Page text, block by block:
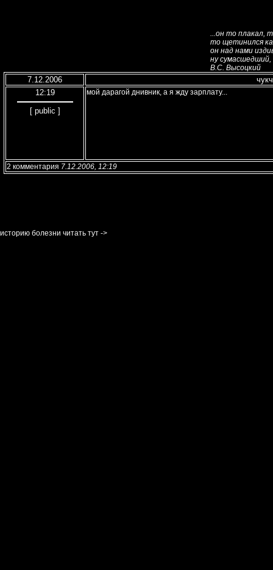
...он то плакал,
то щетинился
он над нами
ну сумасшедший,
В.С. Высоцкий
7.12.2006
12:19
[ public ]
мой дарагой днивник, а я жду зарплату...
2 комментария 7.12.2006, 12:19
историю болезни читать тут ->